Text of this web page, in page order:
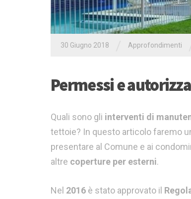
30 Giugno 2018 Approfondimenti
Permessi e
Quali sono gli interventi di
tettoie? In questo articolo faremo
presentare al Comune e ai
altre coperture per esterni.
Nel 2016 è stato approvato il